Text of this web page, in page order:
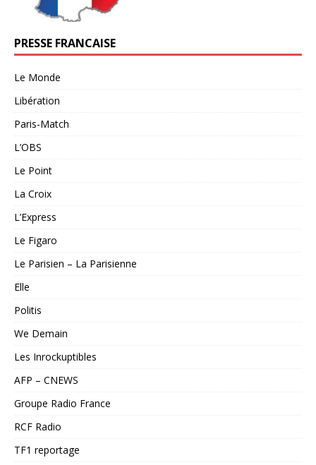
PRESSE FRANCAISE
Le Monde
Libération
Paris-Match
L’OBS
Le Point
La Croix
L’Express
Le Figaro
Le Parisien – La Parisienne
Elle
Politis
We Demain
Les Inrockuptibles
AFP – CNEWS
Groupe Radio France
RCF Radio
TF1 reportage